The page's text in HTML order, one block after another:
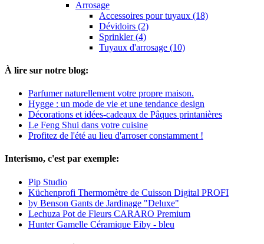
Arrosage
Accessoires pour tuyaux (18)
Dévidoirs (2)
Sprinkler (4)
Tuyaux d'arrosage (10)
À lire sur notre blog:
Parfumer naturellement votre propre maison.
Hygge : un mode de vie et une tendance design
Décorations et idées-cadeaux de Pâques printanières
Le Feng Shui dans votre cuisine
Profitez de l'été au lieu d'arroser constamment !
Interismo, c'est par exemple:
Pip Studio
Küchenprofi Thermomètre de Cuisson Digital PROFI
by Benson Gants de Jardinage "Deluxe"
Lechuza Pot de Fleurs CARARO Premium
Hunter Gamelle Céramique Eiby - bleu